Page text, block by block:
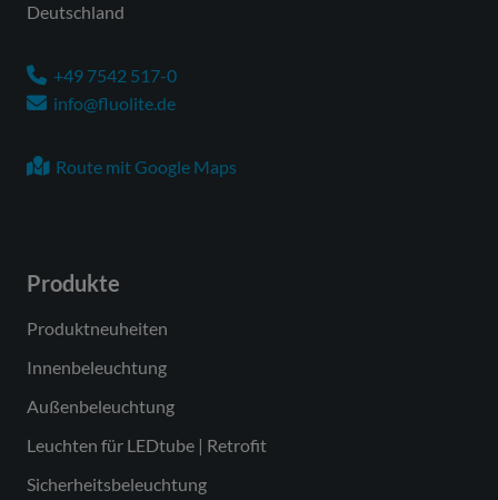
Deutschland
+49 7542 517-0
info@fluolite.de
Route mit Google Maps
Produkte
Produktneuheiten
Innenbeleuchtung
Außenbeleuchtung
Leuchten für LEDtube | Retrofit
Sicherheitsbeleuchtung